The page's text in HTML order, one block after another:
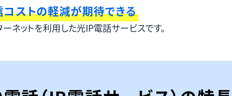
コストの軽減が期待できる
ネットを利用した光IP電話サービスです。